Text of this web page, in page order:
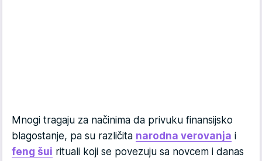
Mnogi tragaju za načinima da privuku finansijsko
blagostanje, pa su različita narodna verovanja i
feng šui rituali koji se povezuju sa novcem i danas